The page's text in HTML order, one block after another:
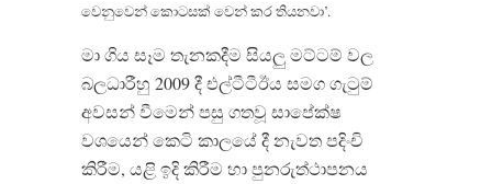
වෙනුවෙන් කොටසක් වෙන් කර තියනවා’.
මා ගිය සෑම තැනකදීම සියලු මට්ටම් වල
බලධාරීහු 2009 දී එල්ටීටීඊය සමග ගැටුම්
අවසන් වීමෙන් පසු ගතවූ සාපේක්ෂ
වශයෙන් කෙටි කාලයේ දී නැවත පදිංචි
කිරීම, යළි ඉදි කිරීම හා පුනරුත්ථාපනය